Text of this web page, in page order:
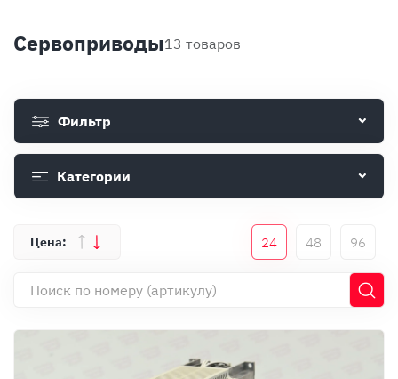
Вопросы и ответы
Отзывы
Доставка
Оплата
Контакты
Сервоприводы13 товаров
Фильтр
Категории
24 48 96